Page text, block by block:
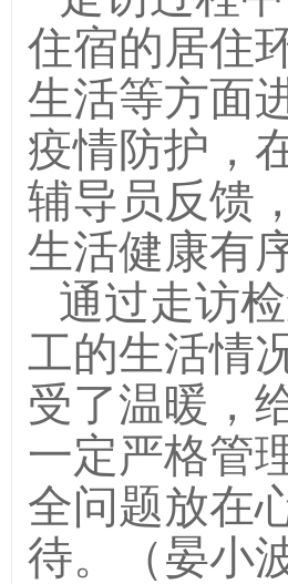
住宿的居住
生活等方面
疫情防护，
辅导员反馈
生活健康有
通过走访
工的生活情
受了温暖，
一定严格管
全问题放在
待。（晏小